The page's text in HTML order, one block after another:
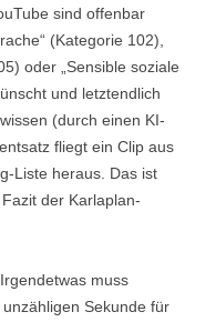
sind offenbar
(Kategorie 102),
oder „Sensible soziale
und letztendlich
(durch einen KI-
fliegt ein Clip aus
Liste heraus. Das ist
der Karlaplan-
muss
Sekunde für